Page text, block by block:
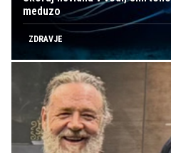
meduzo
ZDRAVJE